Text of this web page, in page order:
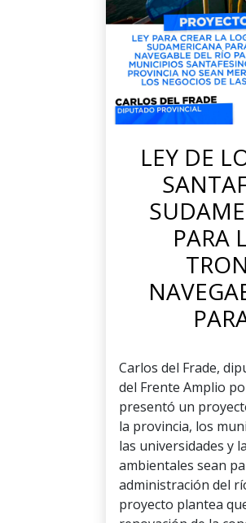
LEY DE
PARA
Carlos del Frade,
del Frente Amplio
presentó un
la provincia, los
las universidades y
ambientales sean
administración del
proyecto plantea